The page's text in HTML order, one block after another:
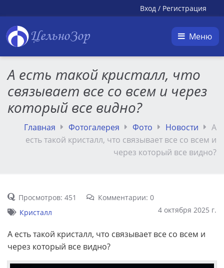
Вход / Регистрация
ЦельноЗор Меню
А есть такой кристалл, что
связывает все со всем и через
который все видно?
Главная Фотогалерея Фото Новости
А
есть такой кристалл, что связывает все со всем и
через который все видно?
Просмотров: 451
Комментарии: 0
4 октября 2025 г.
Кристалл
А есть такой кристалл, что связывает все со всем и
через который все видно?